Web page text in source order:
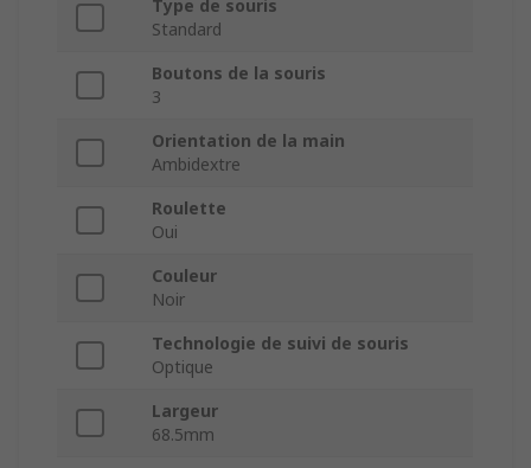
Type de souris
Standard
Boutons de la souris
3
Orientation de la main
Ambidextre
Roulette
Oui
Couleur
Noir
Technologie de suivi de souris
Optique
Largeur
68.5mm